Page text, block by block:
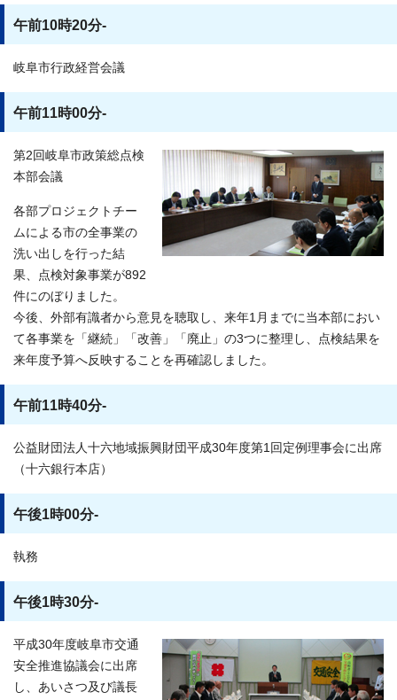
午前10時20分-
岐阜市行政経営会議
午前11時00分-
第2回岐阜市政策総点検
本部会議
各部プロジェクトチー
ムによる市の全事業の
洗い出しを行った結
果、点検対象事業が892
件にのぼりました。
今後、外部有識者から意見を聴取し、来年1月までに当本部におい
て各事業を「継続」「改善」「廃止」の3つに整理し、点検結果を
来年度予算へ反映することを再確認しました。
午前11時40分-
公益財団法人十六地域振興財団平成30年度第1回定例理事会に出席
（十六銀行本店）
午後1時00分-
執務
午後1時30分-
平成30年度岐阜市交通
安全推進協議会に出席
し、あいさつ及び議長